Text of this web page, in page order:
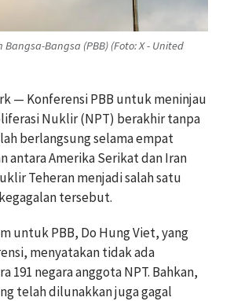
Bangsa (PBB) (Foto: X - United
— Konferensi PBB untuk meninjau
Nuklir (NPT) berakhir tanpa
berlangsung selama empat
antara Amerika Serikat dan Iran
Teheran menjadi salah satu
tersebut.
untuk PBB, Do Hung Viet, yang
menyatakan tidak ada
191 negara anggota NPT. Bahkan,
telah dilunakkan juga gagal